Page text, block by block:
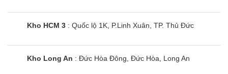
Kho HCM 3 : Quốc lộ 1K, P.Linh Xuân, TP. Thủ Đức
Kho Long An : Đức Hòa Đông, Đức Hòa, Long An